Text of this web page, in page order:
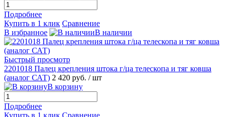
Подробнее
Купить в 1 клик Сравнение
В избранное
В наличии
Быстрый просмотр
2201018 Палец крепления штока г/ца телескопа и тяг ковша
(аналог САТ) 2 420 руб. / шт
В корзину
Подробнее